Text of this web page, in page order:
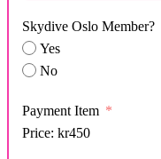
Skydive Oslo Member?
Yes
No
Payment Item
Price: kr450